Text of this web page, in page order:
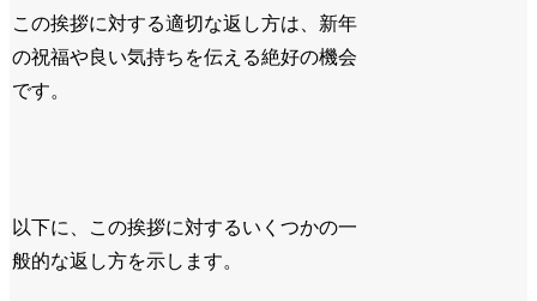
この挨拶に対する適切な返し方は、 新年
の祝福や良い気持ちを伝える絶好の機会
です。
以下に、この挨拶に対するいくつかの一
般的な返し方を示します。